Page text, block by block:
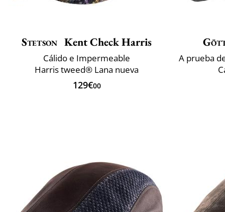
Stetson Kent Check Harris
Cálido e Impermeable
Harris tweed® Lana nueva
129€00